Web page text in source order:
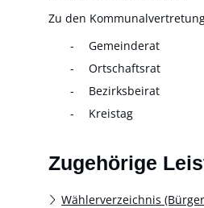
Zu den
Gemeinderat
Ortschaftsrat
Bezirksbeirat
Kreistag
Zugehörige
Wählerverzeichnis